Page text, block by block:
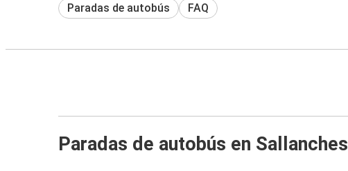
Paradas de autobús FAQ
Paradas de autobús en Sallanches